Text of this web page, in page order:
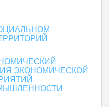
ЭКОНОМИЧЕСКОЙ